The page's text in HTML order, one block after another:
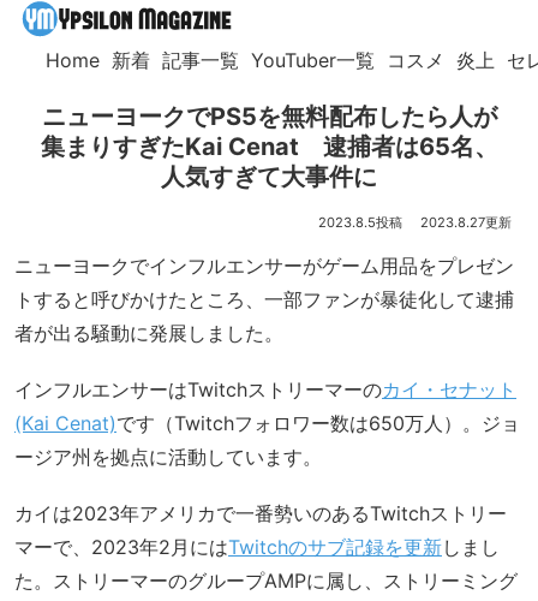
Home 新着 記事一覧 YouTuber一覧 コスメ 炎上 セ
ニューヨークでPS5を無料配布したら人が
集まりすぎたKai Cenat 逮捕者は65名、
人気すぎて大事件に
2023.8.5 2023.8.27
ニューヨークでインフルエンサーがゲーム用品をプレゼン
トすると呼びかけたところ、一部ファンが暴徒化して逮捕
者が出る騒動に発展しました。
インフルエンサーはTwitchストリーマーのカイ・セナット
(Kai Cenat)です（Twitchフォロワー数は650万人）。ジョ
ージア州を拠点に活動しています。
カイは2023年アメリカで一番勢いのあるTwitchストリー
マーで、2023年2月にはTwitchのサブ記録を更新しまし
た。ストリーマーのグループAMPに属し、ストリーミング